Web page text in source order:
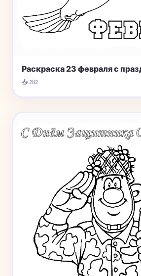
Раскраска 23 февраля с
📥 282